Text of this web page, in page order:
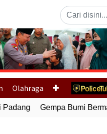
Olahraga
Gempa Bumi